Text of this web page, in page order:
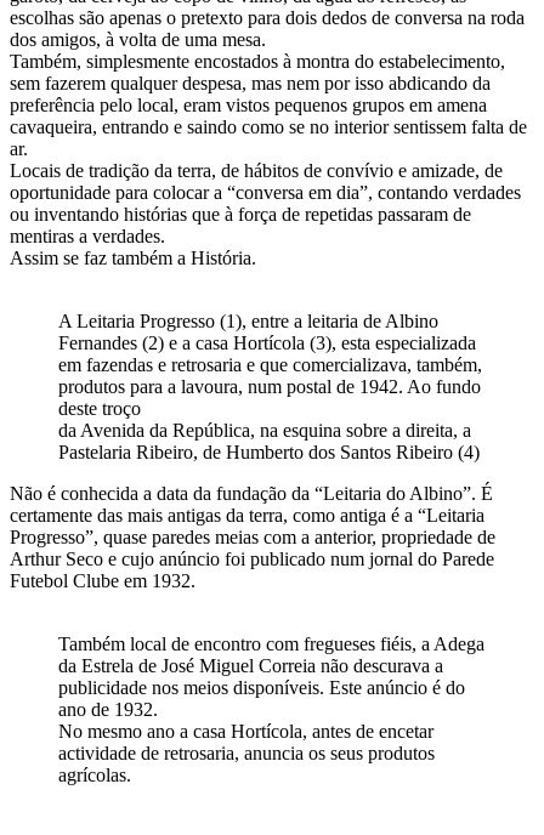
escolhas são apenas o pretexto para dois dedos de conversa na roda
dos amigos, à volta de uma mesa.
Também, simplesmente encostados à montra do estabelecimento,
sem fazerem qualquer despesa, mas nem por isso abdicando da
preferência pelo local, eram vistos pequenos grupos em amena
cavaqueira, entrando e saindo como se no interior sentissem falta de
ar.
Locais de tradição da terra, de hábitos de convívio e amizade, de
oportunidade para colocar a “conversa em dia”, contando verdades
ou inventando histórias que à força de repetidas passaram de
mentiras a verdades.
Assim se faz também a História.
A Leitaria Progresso (1), entre a leitaria de Albino
Fernandes (2) e a casa Hortícola (3), esta especializada
em fazendas e retrosaria e que comercializava, também,
produtos para a lavoura, num postal de 1942. Ao fundo
deste troço
da Avenida da República, na esquina sobre a direita, a
Pastelaria Ribeiro, de Humberto dos Santos Ribeiro (4)
Não é conhecida a data da fundação da “Leitaria do Albino”. É
certamente das mais antigas da terra, como antiga é a “Leitaria
Progresso”, quase paredes meias com a anterior, propriedade de
Arthur Seco e cujo anúncio foi publicado num jornal do Parede
Futebol Clube em 1932.
Também local de encontro com fregueses fiéis, a Adega
da Estrela de José Miguel Correia não descurava a
publicidade nos meios disponíveis. Este anúncio é do
ano de 1932.
No mesmo ano a casa Hortícola, antes de encetar
actividade de retrosaria, anuncia os seus produtos
agrícolas.